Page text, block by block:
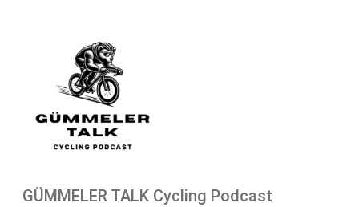
GÜMMELER TALK Cycling Podcast